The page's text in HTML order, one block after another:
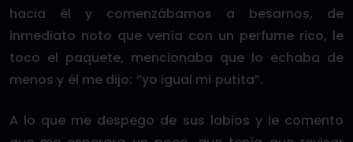
hacia él y comenzábamos a besarnos, de
inmediato noto que venía con un perfume rico, le
toco el paquete, mencionaba que lo echaba de
menos y él me dijo: “yo igual mi putita”.
A lo que me despego de sus labios y le comento